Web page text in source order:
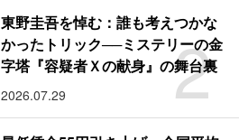
2
東野圭吾を悼む：誰も考えつかな
かったトリック──ミステリーの金
字塔『容疑者Ｘの献身』の舞台裏
2026.07.29